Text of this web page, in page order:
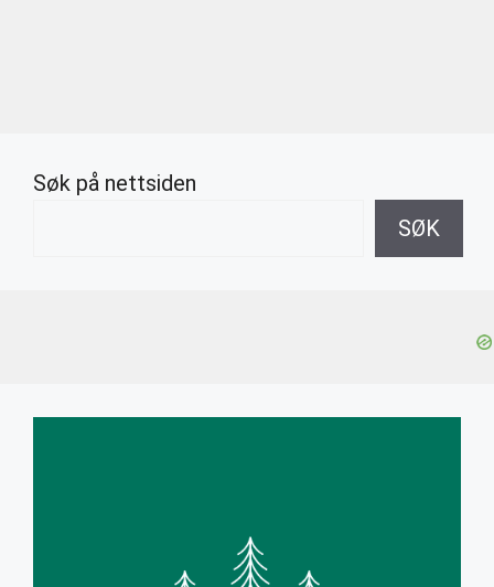
Søk på nettsiden
SØK